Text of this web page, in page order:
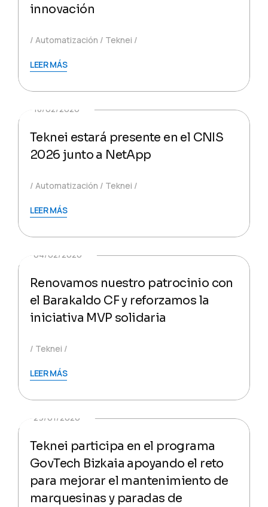
innovación
Automatización Teknei
LEER MÁS
18/02/2026
Teknei estará presente en el CNIS
2026 junto a NetApp
Automatización Teknei
LEER MÁS
04/02/2026
Renovamos nuestro patrocinio con
el Barakaldo CF y reforzamos la
iniciativa MVP solidaria
Teknei
LEER MÁS
29/01/2026
Teknei participa en el programa
GovTech Bizkaia apoyando el reto
para mejorar el mantenimiento de
marquesinas y paradas de